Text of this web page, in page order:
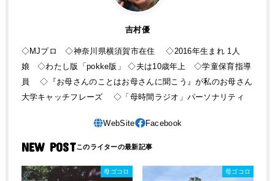
吉村優
◇MJプロ ◇神奈川県横須賀市在住 ◇2016年生まれ 1人
娘 ◇わたし版「pokke版」 ◇夫は10歳年上 ◇学童保育指導
員 ◇『お母さんのことはお母さんに聞こう』が私のお母さん
大学キャッチフレーズ ◇「母時間ラジオ」パーソナリティ
NEW POST
母ゴコロ 母ゴコロ